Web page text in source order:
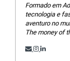
Formado em
tecnologia e
aventuro no
The money of